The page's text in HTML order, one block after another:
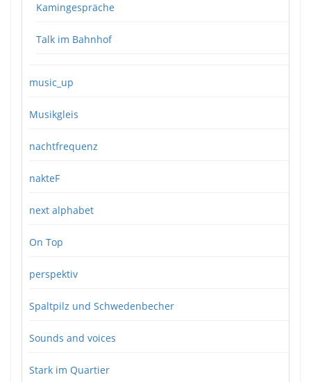
Kamingespräche
Talk im Bahnhof
music_up
Musikgleis
nachtfrequenz
nakteF
next alphabet
On Top
perspektiv
Spaltpilz und Schwedenbecher
Sounds and voices
Stark im Quartier